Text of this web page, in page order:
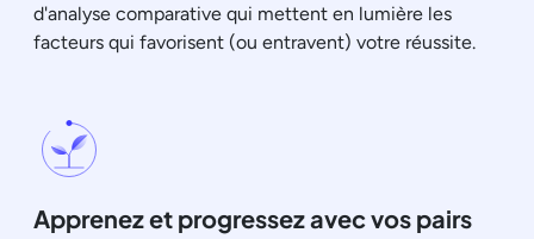
d'analyse comparative qui mettent en lumière les
facteurs qui favorisent (ou entravent) votre réussite.
Apprenez et progressez avec vos pairs